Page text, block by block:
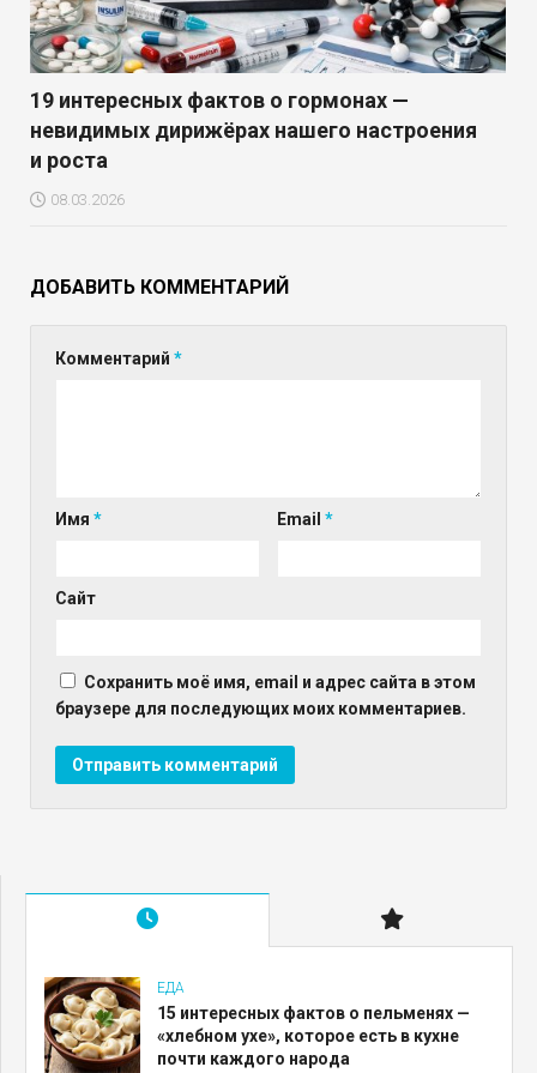
19 интересных фактов о гормонах —
невидимых дирижёрах нашего настроения
и роста
08.03.2026
ДОБАВИТЬ КОММЕНТАРИЙ
Комментарий *
Имя * Email*
Сайт
Сохранить моё имя, email и адрес сайта в этом
браузере для последующих моих комментариев.
ЕДА
15 интересных фактов о пельменях —
«хлебном ухе», которое есть в кухне
почти каждого народа